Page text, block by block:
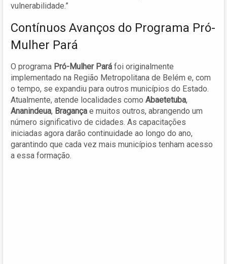
vulnerabilidade.”
Contínuos Avanços do Programa Pró-
Mulher Pará
O programa Pró-Mulher Pará foi originalmente
implementado na Região Metropolitana de Belém e, com
o tempo, se expandiu para outros municípios do Estado.
Atualmente, atende localidades como Abaetetuba,
Ananindeua, Bragança e muitos outros, abrangendo um
número significativo de cidades. As capacitações
iniciadas agora darão continuidade ao longo do ano,
garantindo que cada vez mais municípios tenham acesso
a essa formação.